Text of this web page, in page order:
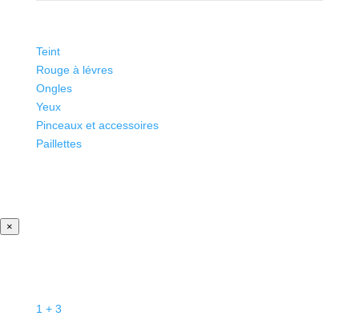
Teint
Rouge à lévres
Ongles
Yeux
Pinceaux et accessoires
Paillettes
×
1 + 3